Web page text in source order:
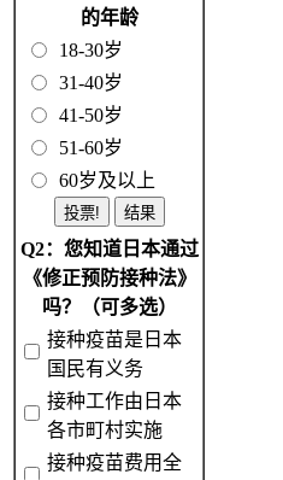
的年龄
18-30岁
31-40岁
41-50岁
51-60岁
60岁及以上
Q2：您知道日本通过
《修正预防接种法》
吗？（可多选）
接种疫苗是日本
国民有义务
接种工作由日本
各市町村实施
接种疫苗费用全